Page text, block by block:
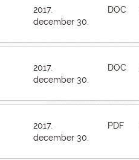
2017.
december 30.
DOC
2017.
december 30.
DOC
2017.
december 30.
PDF